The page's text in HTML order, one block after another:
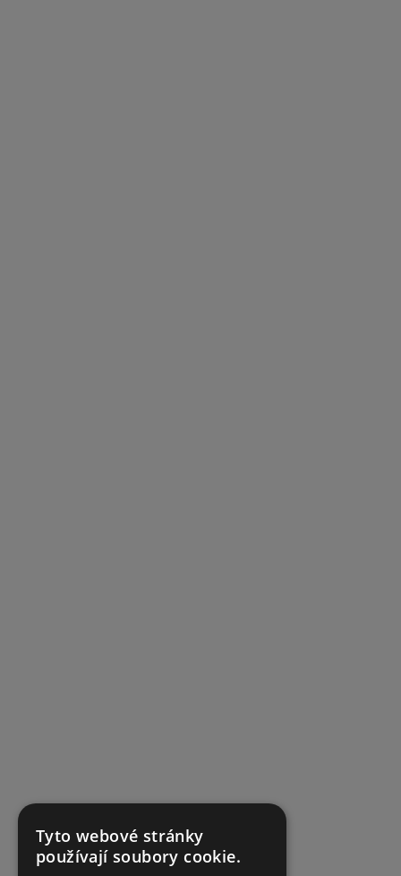
Tyto webové stránky
používají soubory cookie.